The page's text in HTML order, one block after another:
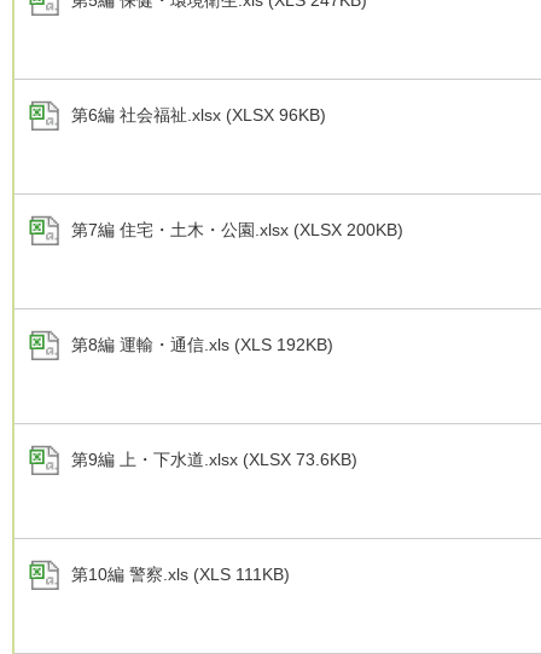
第6編 社会福祉.xlsx (XLSX 96KB)
第7編 住宅・土木・公園.xlsx (XLSX 200KB)
第8編 運輸・通信.xls (XLS 192KB)
第9編 上・下水道.xlsx (XLSX 73.6KB)
第10編 警察.xls (XLS 111KB)